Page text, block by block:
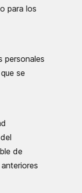
para los
personales
se
de